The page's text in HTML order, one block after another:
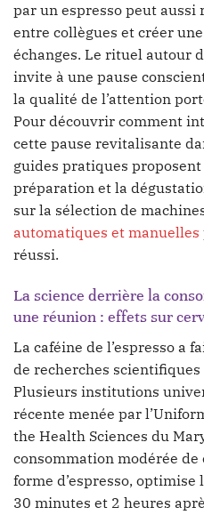
par un espresso peut
entre collègues et créer
échanges. Le rituel autour
invite à une pause
la qualité de l’attention
Pour découvrir comment
cette pause revitalisante
guides pratiques
préparation et la
sur la sélection de
automatiques et manuelles
réussi.
La science derrière la
une réunion : effets sur
La caféine de l’espresso a
de recherches scientifiques
Plusieurs institutions
récente menée par
the Health Sciences du
consommation modérée de
forme d’espresso,
30 minutes et 2 heures